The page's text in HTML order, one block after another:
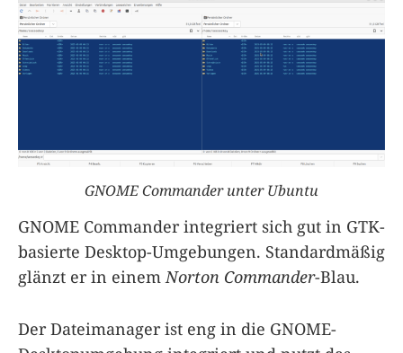
GNOME Commander unter Ubuntu
GNOME Commander integriert sich gut in GTK-
basierte Desktop-Umgebungen. Standardmäßig
glänzt er in einemNorton Commander-Blau.
Der Dateimanager ist eng in die GNOME-